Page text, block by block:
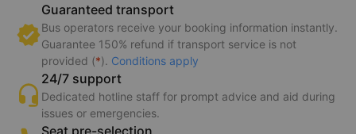
Guaranteed transport
Bus operators receive your booking information instantly.
Guarantee 150% refund if transport service is not
provided (*). Conditions apply
24/7 support
Dedicated hotline staff for prompt advice and aid during
issues or emergencies.